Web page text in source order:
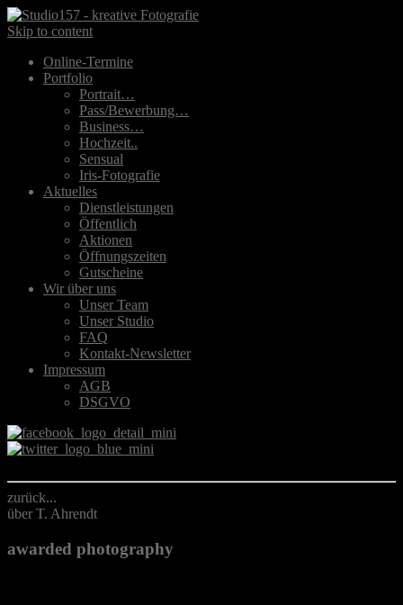
Skip to content
Online-Termine
Portfolio
Portrait…
Pass/Bewerbung…
Business…
Hochzeit..
Sensual
Iris-Fotografie
Aktuelles
Dienstleistungen
Öffentlich
Aktionen
Öffnungszeiten
Gutscheine
Wir über uns
Unser Team
Unser Studio
FAQ
Kontakt-Newsletter
Impressum
AGB
DSGVO
zurück...
über T. Ahrendt
awarded photography